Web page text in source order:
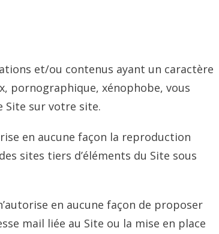
et/ou contenus ayant un caractère
pornographique, xénophobe, vous
Site sur votre site.
en aucune façon la reproduction
sites tiers d’éléments du Site sous
en aucune façon de proposer
mail liée au Site ou la mise en place